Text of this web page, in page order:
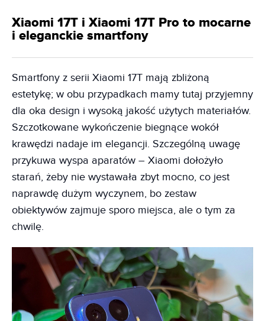
Xiaomi 17T i Xiaomi 17T Pro to mocarne
i eleganckie smartfony
Smartfony z serii Xiaomi 17T mają zbliżoną
estetykę; w obu przypadkach mamy tutaj przyjemny
dla oka design i wysoką jakość użytych materiałów.
Szczotkowane wykończenie biegnące wokół
krawędzi nadaje im elegancji. Szczególną uwagę
przykuwa wyspa aparatów – Xiaomi dołożyło
starań, żeby nie wystawała zbyt mocno, co jest
naprawdę dużym wyczynem, bo zestaw
obiektywów zajmuje sporo miejsca, ale o tym za
chwilę.